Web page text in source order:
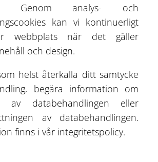
Erbjudande
Projektgalleri
Om Oss
Kontakt
SKICKA EN FÖRFRÅGAN
Genom analys- och
kan vi kontinuerligt
webbplats när det gäller
och design.
helst återkalla ditt samtycke
begära information om
av databehandlingen eller
av databehandlingen.
finns i vår integritetspolicy.